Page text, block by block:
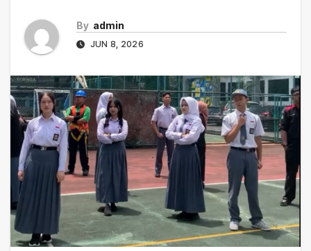
By admin
JUN 8, 2026